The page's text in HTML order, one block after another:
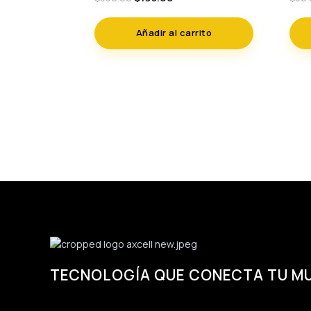
$550.00.$195.00.
Añadir al carrito
TECNOLOGÍA QUE CONECTA TU